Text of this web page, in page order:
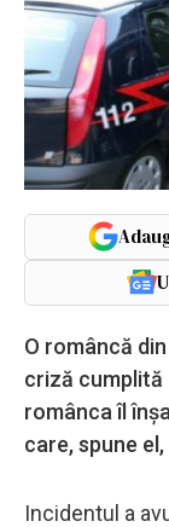
O româncă
criză cumplită
românca îl
care, spune
Incidentul a